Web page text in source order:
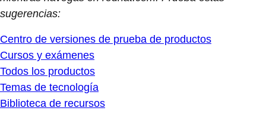
sugerencias:
Centro de versiones de prueba de productos
Cursos y exámenes
Todos los productos
Temas de tecnología
Biblioteca de recursos